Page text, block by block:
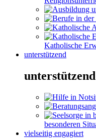
Katholische
unterstützend
unterstützend
besonderen
vielseitig engagiert